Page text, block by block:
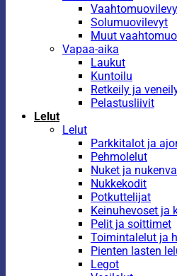
Solumuovilevyt
Muut
Vapaa-aika
Laukut
Kuntoilu
Retkeily ja
Pelastusliivit
Lelut
Lelut
Parkkitalot ja
Pehmolelut
Nuket ja
Nukkekodit
Potkuttelijat
Keinuhevoset ja
Pelit ja soittimet
Toimintalelut ja
Pienten lasten
Legot